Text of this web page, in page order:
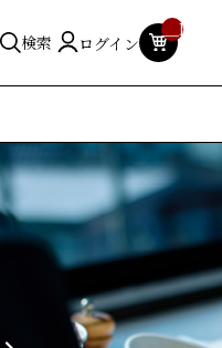
検索 ログイン